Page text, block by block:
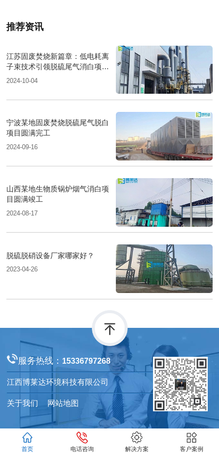
推荐资讯
江苏固废焚烧新篇章：低电耗离
子束技术引领脱硫尾气消白项目
圆满落成
2024-10-04
宁波某地固废焚烧脱硫尾气脱白
项目圆满完工
2024-09-16
山西某地生物质锅炉烟气消白项
目圆满竣工
2024-08-17
脱硫脱硝设备厂家哪家好？
2023-04-26
服务热线： 15336797268
江西博莱达环境科技有限公司
关于我们 网站地图
首页 电话咨询 解决方案 客户案例